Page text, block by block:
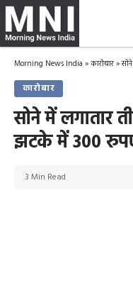
Morning News India »कारोबार»
कारोबार
सोने में लगातार
झटके में 300
3 Min Read